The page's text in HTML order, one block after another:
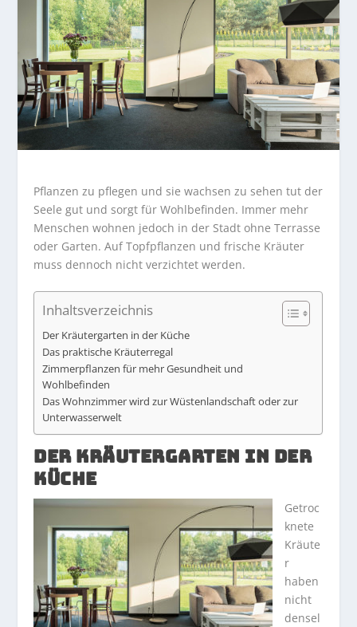
Pflanzen zu pflegen und sie wachsen zu sehen tut der
Seele gut und sorgt für Wohlbefinden. Immer mehr
Menschen wohnen jedoch in der Stadt ohne Terrasse
oder Garten. Auf Topfpflanzen und frische Kräuter
muss dennoch nicht verzichtet werden.
Inhaltsverzeichnis
Der Kräutergarten in der Küche
Das praktische Kräuterregal
Zimmerpflanzen für mehr Gesundheit und
Wohlbefinden
Das Wohnzimmer wird zur Wüstenlandschaft oder zur
Unterwasserwelt
DER KRÄUTERGARTEN IN DER
KÜCHE
Getroc
knete
Kräute
r
haben
nicht
densel